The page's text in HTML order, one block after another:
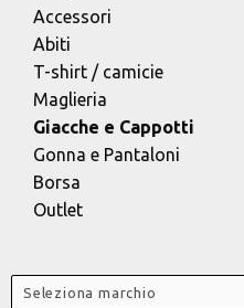
Accessori
Abiti
T-shirt / camicie
Maglieria
Giacche e Cappotti
Gonna e Pantaloni
Borsa
Outlet
Seleziona marchio